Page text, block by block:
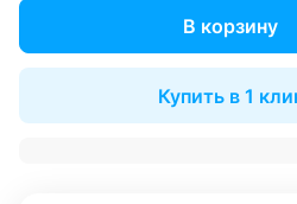
В корзину
Купить в 1